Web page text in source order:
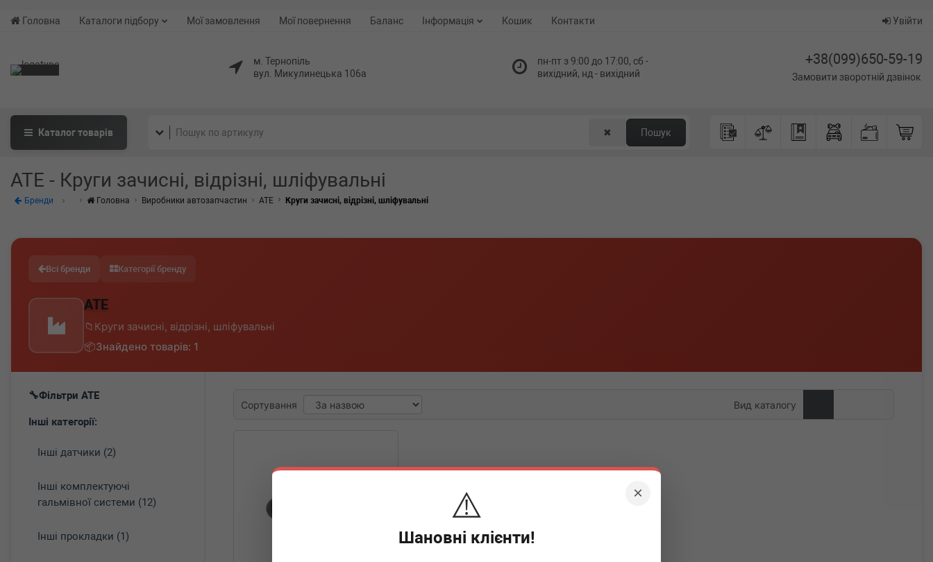
×
⚠️
Шановні клієнти!
Головна Каталоги підбору Мої замовлення Мої повернення Баланс Інформація Кошик Контакти Увійти
м. Тернопіль
вул. Микулинецька 106а
пн-пт з 9:00 до 17:00, сб -
вихідний, нд - вихідний
+38(099)650-59-19
Замовити зворотній дзвінок
Каталогтоварів ✖ Пошук
ATE - Круги зачисні, відрізні, шліфувальні
Бренди Головна Виробники автозапчастин ATE Круги зачисні, відрізні, шліфувальні
Всі бренди Категорії бренду
ATE
Круги зачисні, відрізні, шліфувальні
Знайдено товарів: 1
Фільтри ATE
Інші категорії:
Інші датчики (2)
Інші комплектуючі
гальмівної системи (12)
Інші прокладки (1)
Сортування Вид каталогу